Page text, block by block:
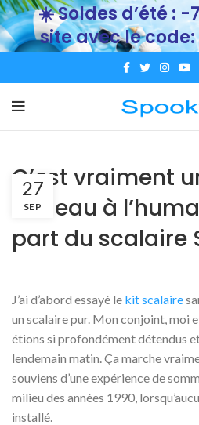
C’est vraiment
cadeau à
part du scalaire
27
SEP
J’ai d’abord essayé le kit scalaire
un scalaire pur. Mon conjoint, moi
étions si profondément détendus
lendemain matin. Ça marche
souviens d’une expérience de
milieu des années 1990,
installé.
☀️ Soldes d’été : -
site avec le code: